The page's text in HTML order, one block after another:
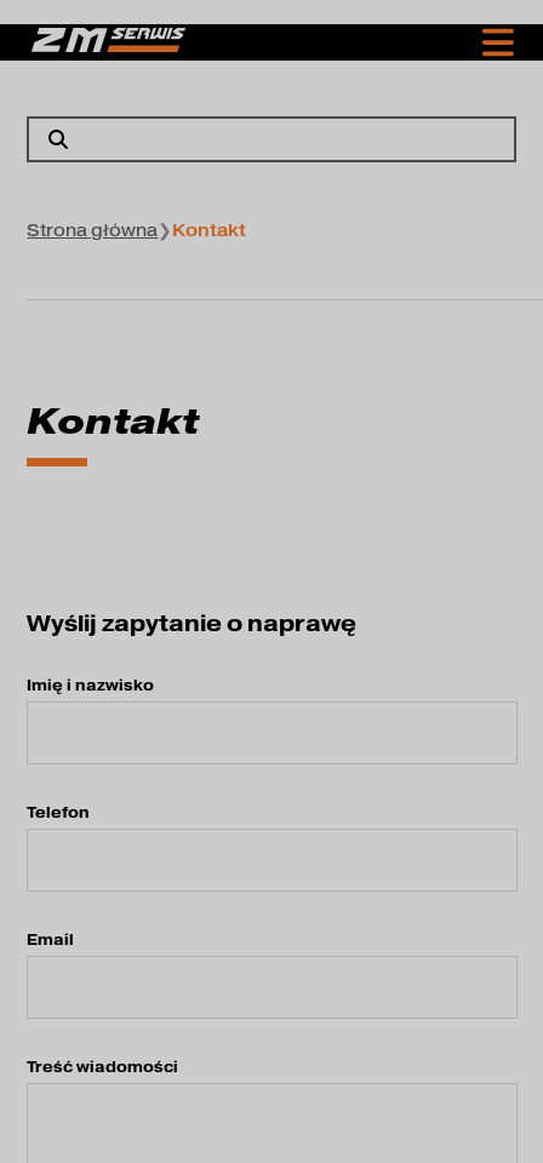
Strona główna❯Kontakt
Kontakt
Wyślij zapytanie o naprawę
Imię i nazwisko
Telefon
Email
Treść wiadomości